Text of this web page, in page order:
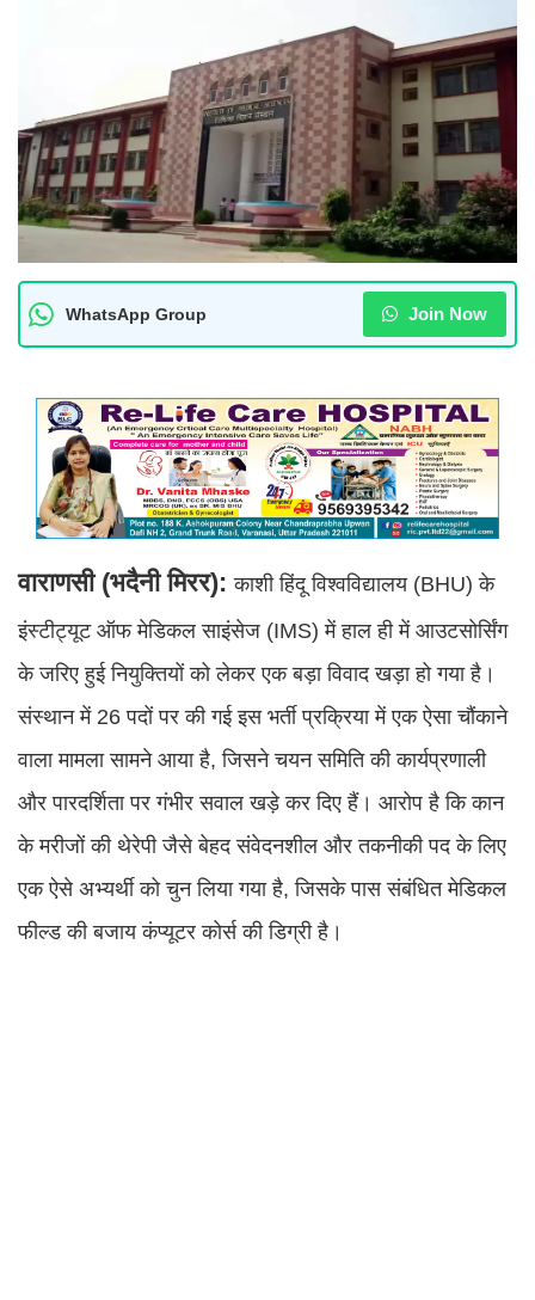
WhatsApp Group Join Now
वाराणसी (भदैनी मिरर): काशी हिंदू विश्वविद्यालय (BHU) के
इंस्टीट्यूट ऑफ मेडिकल साइंसेज (IMS) में हाल ही में आउटसोर्सिंग
के जरिए हुई नियुक्तियों को लेकर एक बड़ा विवाद खड़ा हो गया है।
संस्थान में 26 पदों पर की गई इस भर्ती प्रक्रिया में एक ऐसा चौंकाने
वाला मामला सामने आया है, जिसने चयन समिति की कार्यप्रणाली
और पारदर्शिता पर गंभीर सवाल खड़े कर दिए हैं। आरोप है कि कान
के मरीजों की थेरेपी जैसे बेहद संवेदनशील और तकनीकी पद के लिए
एक ऐसे अभ्यर्थी को चुन लिया गया है, जिसके पास संबंधित मेडिकल
फील्ड की बजाय कंप्यूटर कोर्स की डिग्री है।